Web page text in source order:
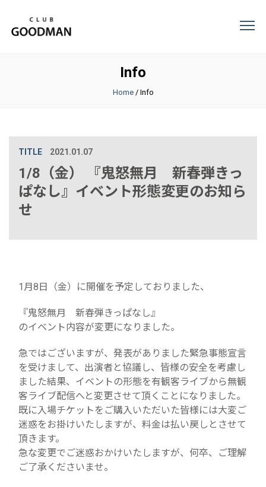
Info
Home/ Info
TITLE 2021.01.07
1/8（金） 『鬼怒無月 新春弾きっ
ぱなし』イベント形態変更のお知ら
せ
1月8日（金）に開催を予定しておりました、
『鬼怒無月 新春弾きっぱなし』
のイベント内容が変更になりました。
急ではございますが、発表がありました緊急事態宣言
を受けまして、出演者と協議し、皆様の安全を考慮し
ました結果、イベントの形態を有観客ライブから無観
客ライブ配信へと変更させて頂くことになりました。
既に入場チケットをご購入いただいた皆様には大変ご
迷惑をお掛けいたしますが、料金は払い戻しとさせて
頂きます。
急な変更でご迷惑おかけいたしますが、何卒、ご理解
ご了承くださいませ。